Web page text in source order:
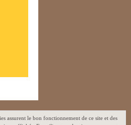
assurent le bon fonctionnement de ce site et des